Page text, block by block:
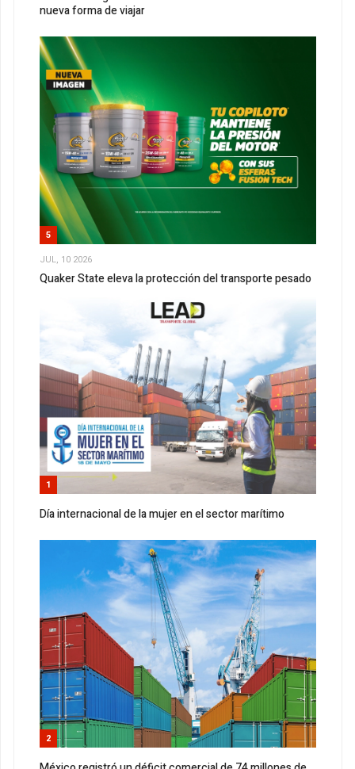
nueva forma de viajar
5
JUL, 10 2026
Quaker State eleva la protección del transporte pesado
1
Día internacional de la mujer en el sector marítimo
2